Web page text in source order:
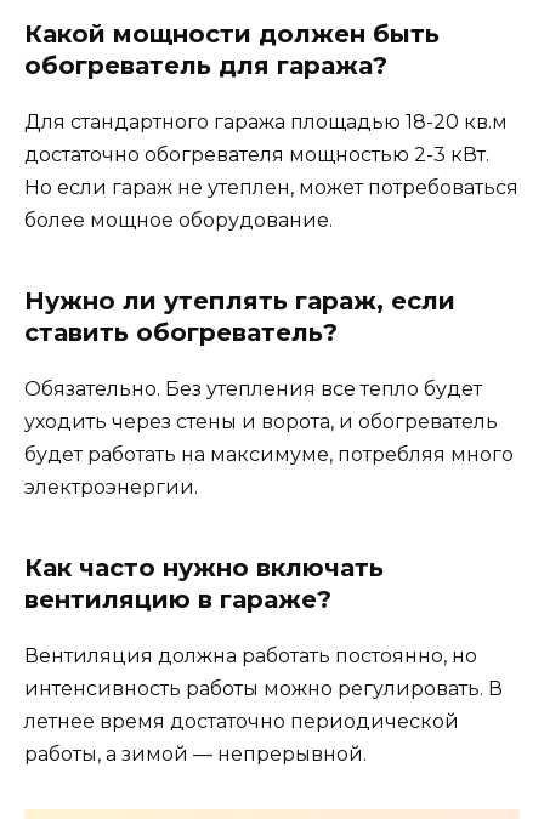
Какой мощности должен быть
обогреватель для гаража?
Для стандартного гаража площадью 18-20 кв.м
достаточно обогревателя мощностью 2-3 кВт.
Но если гараж не утеплен, может потребоваться
более мощное оборудование.
Нужно ли утеплять гараж, если
ставить обогреватель?
Обязательно. Без утепления все тепло будет
уходить через стены и ворота, и обогреватель
будет работать на максимуме, потребляя много
электроэнергии.
Как часто нужно включать
вентиляцию в гараже?
Вентиляция должна работать постоянно, но
интенсивность работы можно регулировать. В
летнее время достаточно периодической
работы, а зимой — непрерывной.